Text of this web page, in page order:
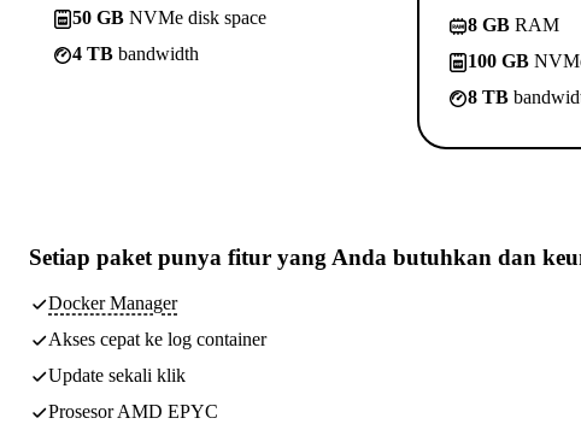
50 GB NVMe disk space
4 TB bandwidth
8 GB RAM
100 GB
8 TB
Setiap paket punya fitur yang Anda butuhkan dan
Docker Manager
Akses cepat ke log container
Update sekali klik
Prosesor AMD EPYC